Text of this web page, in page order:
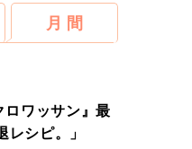
月 間
ロワッサン』最
レシピ。」